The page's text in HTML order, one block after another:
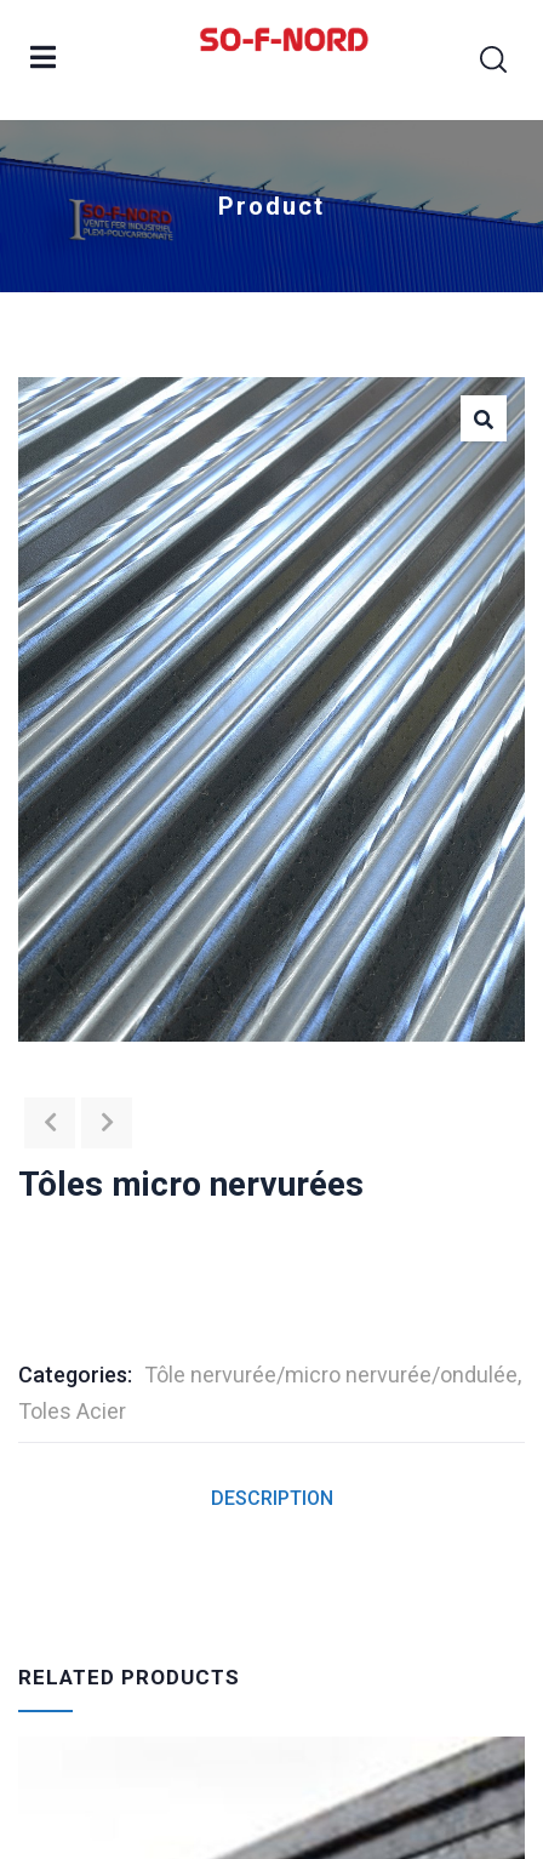
Product
Tôles micro nervurées
Categories: Tôle nervurée/micro nervurée/ondulée,
Toles Acier
DESCRIPTION
RELATED PRODUCTS